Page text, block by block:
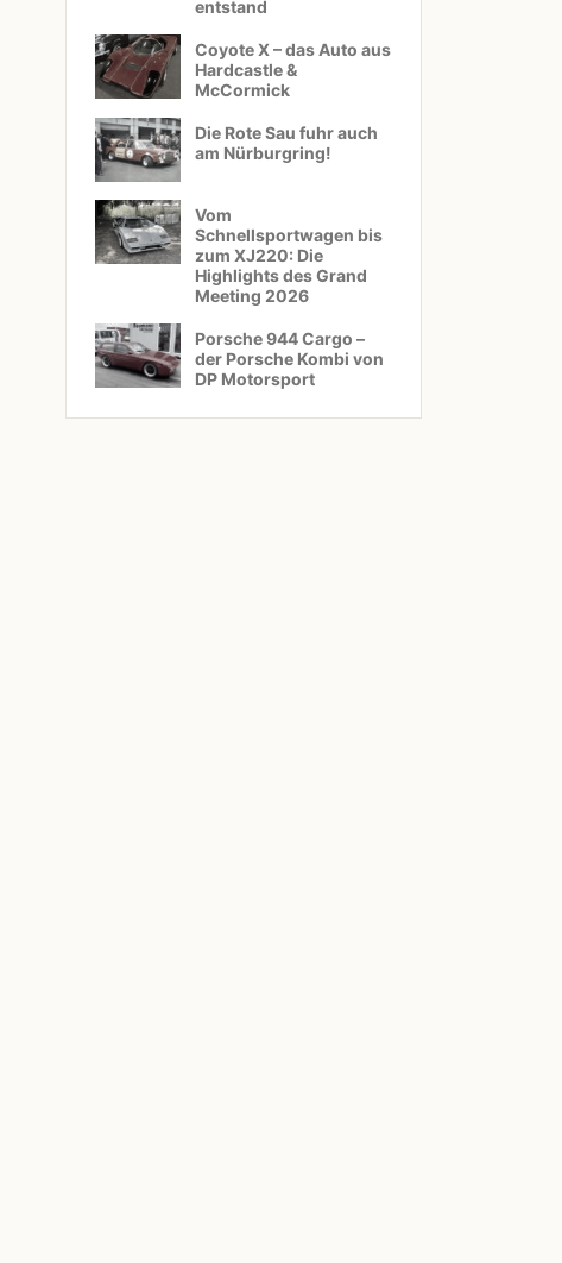
entstand
Coyote X – das Auto aus
Hardcastle &
McCormick
Die Rote Sau fuhr auch
am Nürburgring!
Vom
Schnellsportwagen bis
zum XJ220: Die
Highlights des Grand
Meeting 2026
Porsche 944 Cargo –
der Porsche Kombi von
DP Motorsport